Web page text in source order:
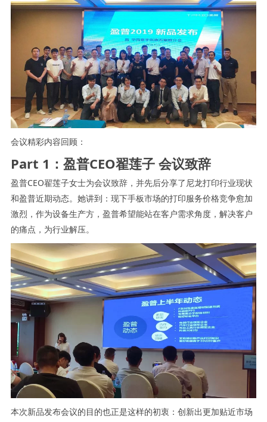
会议精彩内容回顾：
Part 1：盈普CEO翟莲子 会议致辞
盈普CEO翟莲子女士为会议致辞，并先后分享了尼龙打印行业现状
和盈普近期动态。她讲到：现下手板市场的打印服务价格竞争愈加
激烈，作为设备生产方，盈普希望能站在客户需求角度，解决客户
的痛点，为行业解压。
本次新品发布会议的目的也正是这样的初衷：创新出更加贴近市场